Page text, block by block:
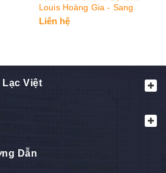
Louis Hoàng Gia - Sang
Trọng & Đẳng Cấp
Liên hệ
Lạc Việt
Dẫn